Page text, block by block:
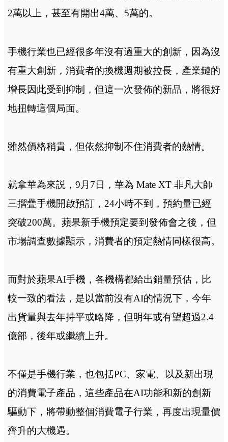
2萬以上，甚至有開出4萬、5萬的。
手機行業也已經很多年沒有過重大的創新，因為沒
有重大創新，消費者的換機週期被拉長，產業鏈的
增長因此受到抑制，但這一次發佈的新品，將很好
地扭轉這個局面。
雖然價格稍貴，但依然抑制不住消費者的熱情。
就拿華為來説，9月7日，華為 Mate XT 非凡大師
三摺疊手機開啟預訂，24小時不到，預約量已經
突破200萬。蘋果新手機預定要到發佈會之後，但
市場調查數據顯示，消費者的預定熱情同樣很高。
而對於蘋果AI手機，各機構都給出銷量預估，比
較一致的看法，是以當前沒有AI的情況下，今年
出貨量與去年持平或略降，但明年或有望超過2.4
億部，後年或繼續上升。
不僅是手機行業，也包括PC、家電、以及新出現
的消費電子產品，這些產品在AI功能和新的創新
驅動下，將帶動整個消費電子行業，再度出現量價
齊升的大機遇。